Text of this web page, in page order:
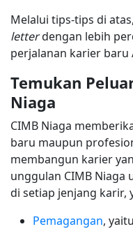
Melalui tips-tips di
letterdengan lebih
perjalanan karier baru
Temukan
Niaga
CIMB Niaga
baru maupun
membangun karier
unggulan CIMB
di setiap jenjang karir,
Pemagangan,